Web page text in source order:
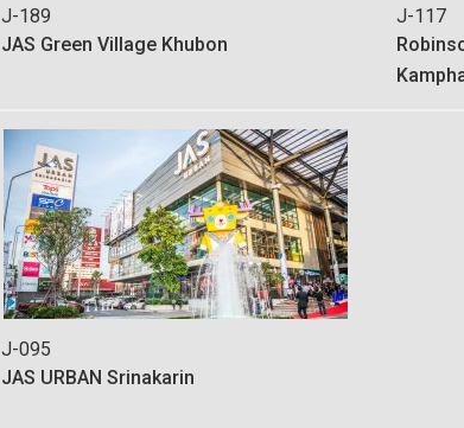
J-189
JAS Green Village Khubon
J-117
J-095
JAS URBAN Srinakarin